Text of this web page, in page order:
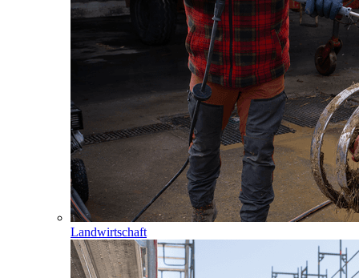
Landwirtschaft